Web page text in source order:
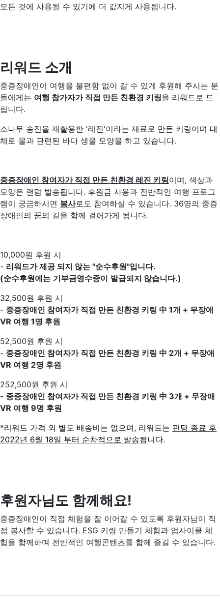
모든 것에 사용될 수 있기에 더 값지게 사용됩니다.
리워드 소개
중증장애인이 여행을 불편함 없이 갈 수 있게 후원해 주시는 분
들에게는 여행 참가자가 직접 만든 친환경 키링을 리워드로 드
립니다.
소나무 송진을 재활용한 '레진'이라는 재료로 만든 키링이며 대
체로 물과 관련된 바다 생물 모양을 하고 있습니다.
중증장애인 참여자가 직접 만든 친환경 레진 키링이며, 색상과
모양은 랜덤 발송됩니다. 후원금 사용과 전반적인 여행 프로그
램이 궁금하시면 봉사로도 참여하실 수 있습니다. 36명의 중증
장애인의 꿈의 길을 함께 걸어가게 됩니다.
10,000원 후원 시
- 리워드가 제공 되지 않는 "순수후원"입니다.
(순수후원에는 기부금영수증이 발급되지 않습니다.)
32,500원 후원 시
- 중증장애인 참여자가 직접 만든 친환경 키링 中 1개 + 무장애
VR 여행 1명 후원
52,500원 후원 시
- 중증장애인 참여자가 직접 만든 친환경 키링 中 2개 + 무장애
VR 여행 2명 후원
252,500원 후원 시
- 중증장애인 참여자가 직접 만든 친환경 키링 中 3개 + 무장애
VR 여행 9명 후원
*리워드 가격 외 별도 배송비는 없으며, 리워드는 펀딩 종료 후
2022년 6월 18일 부터 순차적으로 발송됩니다.
후원자님도 함께해요!
중증장애인이 직접 체험을 잘 이어갈 수 있도록 후원자님이 직
접 봉사할 수 있습니다. ESG 키링 만들기 체험과 업사이클 체
험을 함께하며 전반적인 여행콘텐츠를 함께 즐길 수 있습니다.